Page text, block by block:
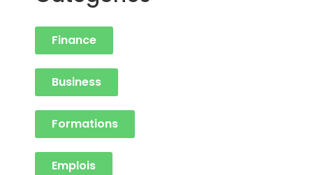
Finance
Business
Formations
Emplois